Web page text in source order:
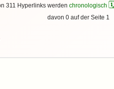
311 Hyperlinks werden chronologisch 🗓
davon 0 auf der Seite 1